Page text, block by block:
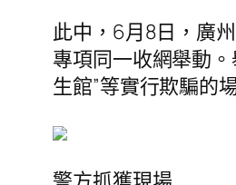
此中，6月8日，廣
專項同一收網舉動
生館”等實行欺騙的